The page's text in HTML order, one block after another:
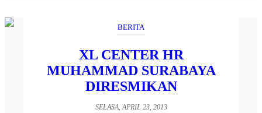
BERITA
XL CENTER HR
MUHAMMAD SURABAYA
DIRESMIKAN
SELASA, APRIL 23, 2013